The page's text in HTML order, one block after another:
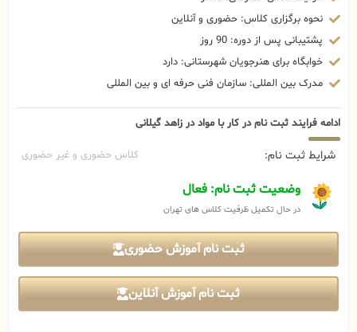
نحوه برگزاری کلاس: حضوری و آنلاین
پشتیبانی پس از دوره: 90 روز
خوابگاه برای هنرجویان شهرستانی: دارد
مدرک بین المللی: سازمان فنی حرفه ای و بین المللی
ادامه فرایند ثبت نام در کار با مواد در زاهد گیلانی
شرایط ثبت نام: کلاس حضوری و غیر حضوری
وضعیت ثبت نام: فعال
در حال تکمیل ظرفیت کلاس های تهران
ثبت نام آموزش حضوری
ثبت نام آموزش آنلاین